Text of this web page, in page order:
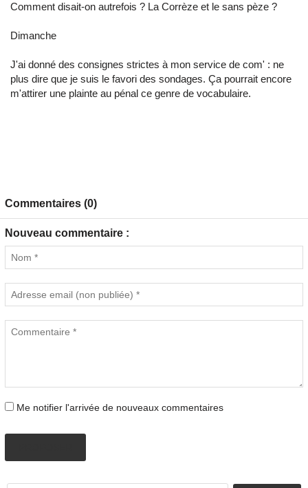
Comment disait-on autrefois ? La Corrèze et le sans pèze ?
Dimanche
J'ai donné des consignes strictes à mon service de com' : ne
plus dire que je suis le favori des sondages. Ça pourrait encore
m'attirer une plainte au pénal ce genre de vocabulaire.
Commentaires (0)
Nouveau commentaire :
Me notifier l'arrivée de nouveaux commentaires